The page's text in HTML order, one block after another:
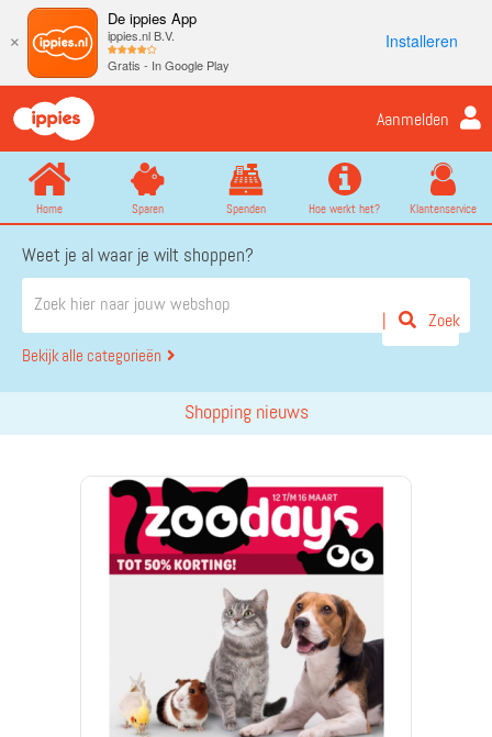
×
De ippies App
ippies.nl B.V.
Gratis - In Google Play
Installeren
Aanmelden
Home Sparen Spenden Hoe werkt het? Klantenservice
Weet je al waar je wilt shoppen?
Bekijk alle categorieën
Zoek
Shopping nieuws